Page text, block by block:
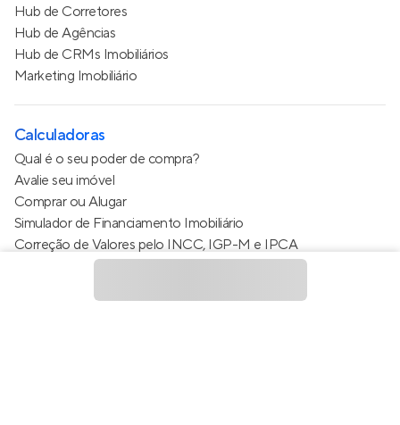
Hub de Corretores
Hub de Agências
Hub de CRMs Imobiliários
Marketing Imobiliário
Calculadoras
Qual é o seu poder de compra?
Avalie seu imóvel
Comprar ou Alugar
Simulador de Financiamento Imobiliário
Correção de Valores pelo INCC, IGP-M e IPCA
Estimativa de valor do condomínio